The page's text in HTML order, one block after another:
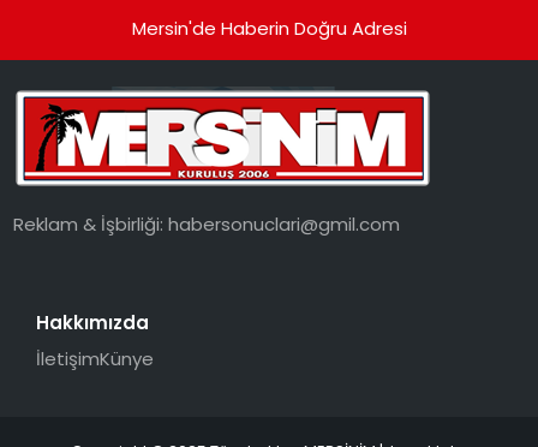
Mersin'de Haberin Doğru Adresi
Reklam & İşbirliği:habersonuclari@gmil.com
Hakkımızda
İletişimKünye